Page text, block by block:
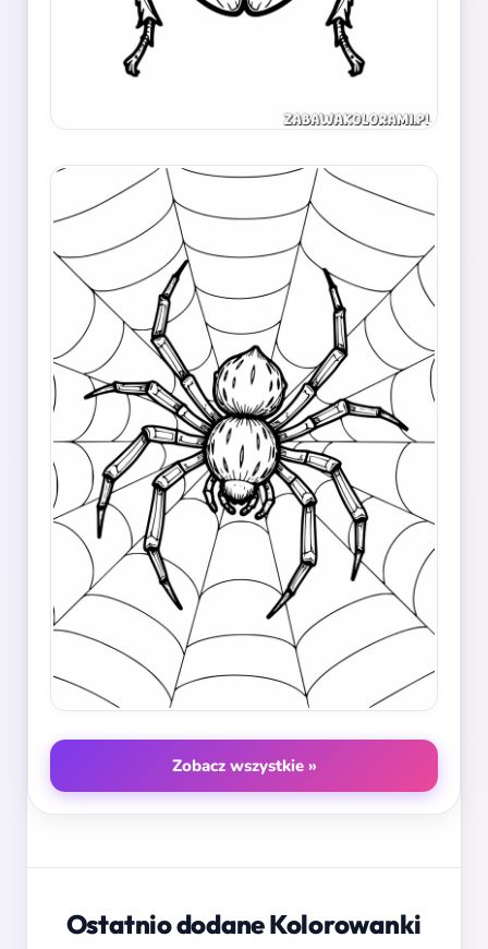
Zobacz wszystkie »
Ostatnio dodane Kolorowanki